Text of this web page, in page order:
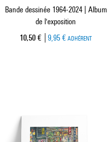
Bande dessinée 1964-2024 | Album
de l'exposition
Prix ​​actuel
10,50 € 9,95 € ADHÉRENT